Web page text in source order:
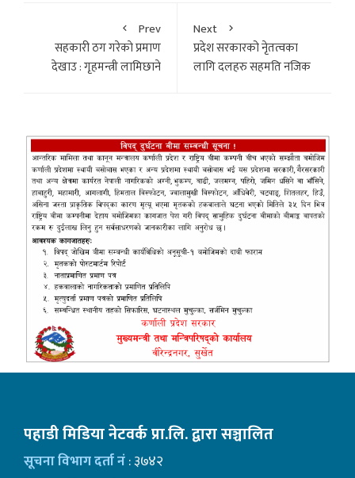
Prev
सहकारी ठग गरेकाे प्रमाण
देखाउ : गृहमन्त्री लामिछाने
Next
प्रदेश सरकारको नेृतत्वका
लागि दलहरु सहमति नजिक
पहाडी मिडिया नेटवर्क प्रा.लि. द्वारा सञ्चालित
सूचना विभाग दर्ता नं: ३७४२